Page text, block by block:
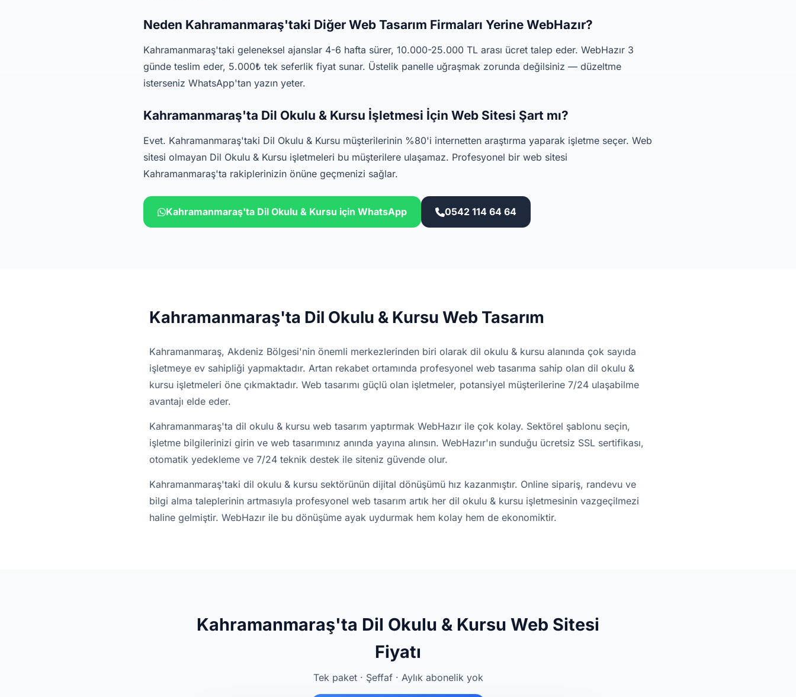
Neden Kahramanmaraş'taki Diğer Web Tasarım Firmaları Yerine WebHazır?
Kahramanmaraş'taki geleneksel ajanslar 4-6 hafta sürer, 10.000-25.000 TL arası ücret talep eder. WebHazır 3
günde teslim eder, 5.000₺ tek seferlik fiyat sunar. Üstelik panelle uğraşmak zorunda değilsiniz — düzeltme
isterseniz WhatsApp'tan yazın yeter.
Kahramanmaraş'ta Dil Okulu & Kursu İşletmesi İçin Web Sitesi Şart mı?
Evet. Kahramanmaraş'taki Dil Okulu & Kursu müşterilerinin %80'i internetten araştırma yaparak işletme seçer. Web
sitesi olmayan Dil Okulu & Kursu işletmeleri bu müşterilere ulaşamaz. Profesyonel bir web sitesi
Kahramanmaraş'ta rakiplerinizin önüne geçmenizi sağlar.
Kahramanmaraş'ta Dil Okulu & Kursu için WhatsApp 0542 114 64 64
Kahramanmaraş'ta Dil Okulu & Kursu Web Tasarım
Kahramanmaraş, Akdeniz Bölgesi'nin önemli merkezlerinden biri olarak dil okulu & kursu alanında çok sayıda
işletmeye ev sahipliği yapmaktadır. Artan rekabet ortamında profesyonel web tasarıma sahip olan dil okulu &
kursu işletmeleri öne çıkmaktadır. Web tasarımı güçlü olan işletmeler, potansiyel müşterilerine 7/24 ulaşabilme
avantajı elde eder.
Kahramanmaraş'ta dil okulu & kursu web tasarım yaptırmak WebHazır ile çok kolay. Sektörel şablonu seçin,
işletme bilgilerinizi girin ve web tasarımınız anında yayına alınsın. WebHazır'ın sunduğu ücretsiz SSL sertifikası,
otomatik yedekleme ve 7/24 teknik destek ile siteniz güvende olur.
Kahramanmaraş'taki dil okulu & kursu sektörünün dijital dönüşümü hız kazanmıştır. Online sipariş, randevu ve
bilgi alma taleplerinin artmasıyla profesyonel web tasarım artık her dil okulu & kursu işletmesinin vazgeçilmezi
haline gelmiştir. WebHazır ile bu dönüşüme ayak uydurmak hem kolay hem de ekonomiktir.
Kahramanmaraş'ta Dil Okulu & Kursu Web Sitesi
Fiyatı
Tek paket · Şeffaf · Aylık abonelik yok